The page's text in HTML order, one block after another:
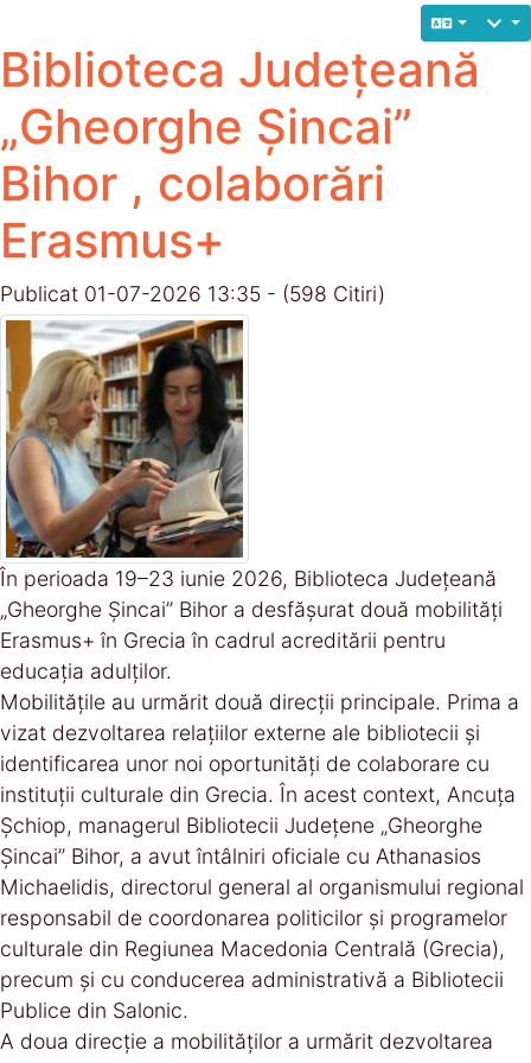
Biblioteca Județeană
„Gheorghe Șincai”
Bihor , colaborări
Erasmus+
Publicat 01-07-2026 13:35 - (598 Citiri)
În perioada 19–23 iunie 2026, Biblioteca Județeană
„Gheorghe Șincai” Bihor a desfășurat două mobilități
Erasmus+ în Grecia în cadrul acreditării pentru
educația adulților.
Mobilitățile au urmărit două direcții principale. Prima a
vizat dezvoltarea relațiilor externe ale bibliotecii și
identificarea unor noi oportunități de colaborare cu
instituții culturale din Grecia. În acest context, Ancuța
Șchiop, managerul Bibliotecii Județene „Gheorghe
Șincai” Bihor, a avut întâlniri oficiale cu Athanasios
Michaelidis, directorul general al organismului regional
responsabil de coordonarea politicilor și programelor
culturale din Regiunea Macedonia Centrală (Grecia),
precum și cu conducerea administrativă a Bibliotecii
Publice din Salonic.
A doua direcție a mobilităților a urmărit dezvoltarea